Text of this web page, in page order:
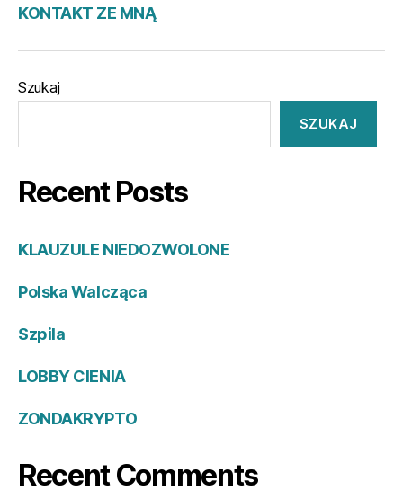
KONTAKT ZE MNĄ
Szukaj
SZUKAJ
Recent Posts
KLAUZULE NIEDOZWOLONE
Polska Walcząca
Szpila
LOBBY CIENIA
ZONDAKRYPTO
Recent Comments